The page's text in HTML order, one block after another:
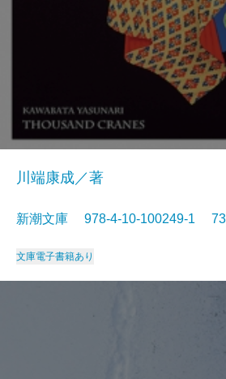
川端康成／著
新潮文庫 978-4-10-100249-1
文庫電子書籍あり